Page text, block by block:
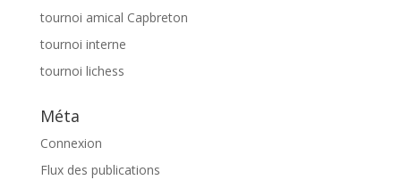
tournoi amical Capbreton
tournoi interne
tournoi lichess
Méta
Connexion
Flux des publications